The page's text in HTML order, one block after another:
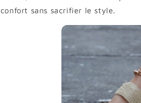
confort sans sacrifier le style.